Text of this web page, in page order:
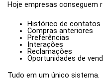
Hoje empresas conseguem
Histórico de contatos
Compras anteriores
Preferências
Interações
Reclamações
Oportunidades de
Tudo em um único sistema.